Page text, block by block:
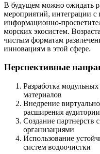
В будущем можно ожидать
мероприятий, интеграции с
информационно-
морских экосистем.
чистым форматам
инновациям в этой сфере.
Перспективные
Разработка
материалов
Внедрение
расширения аудитории
Создание партнерств
организациями
Использование
систем водоочистки